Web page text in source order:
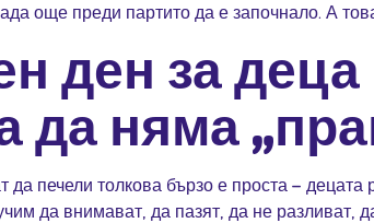
още преди партито да е започнало. А
ден за деца
да няма
да печели толкова бързо е проста –
да внимават, да пазят, да не разливат,